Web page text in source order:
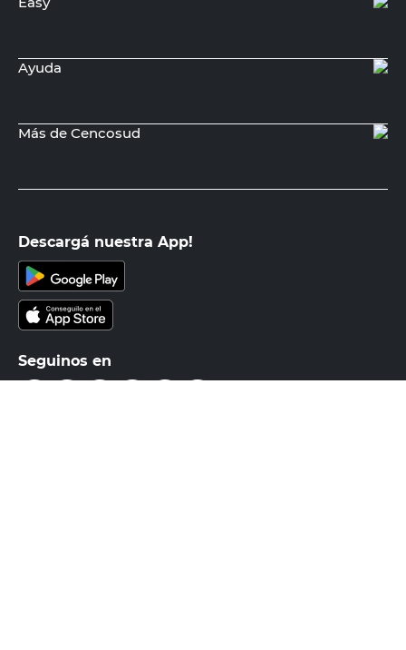
Recibí nuestras últimas ofertas y
E-mail
DNI
Acepto los Términos y Condiciones.
Compra Online